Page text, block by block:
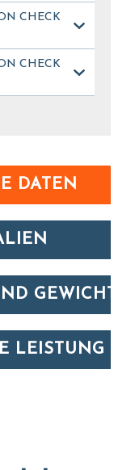
CHECK
CHECK
DATEN
GEWICHTE
LEISTUNG